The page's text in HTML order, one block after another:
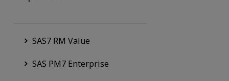
SAS7 RM Value
SAS PM7 Enterprise